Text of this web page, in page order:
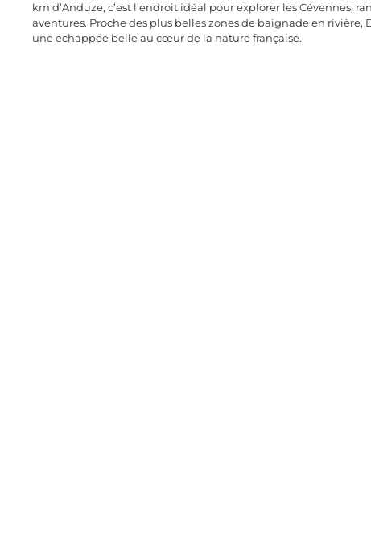
km d’Anduze, c’est l’endroit idéal pour explorer les Cévennes,
aventures. Proche des plus belles zones de baignade en rivière,
une échappée belle au cœur de la nature française.